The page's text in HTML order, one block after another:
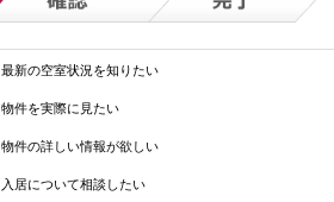
最新の空室状況を知りたい
物件を実際に見たい
物件の詳しい情報が欲しい
入居について相談したい